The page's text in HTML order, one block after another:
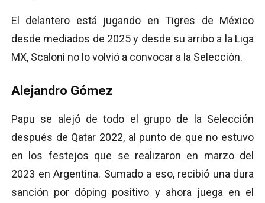
El delantero está jugando en Tigres de México
desde mediados de 2025 y desde su arribo a la Liga
MX, Scaloni no lo volvió a convocar a la Selección.
Alejandro Gómez
Papu se alejó de todo el grupo de la Selección
después de Qatar 2022, al punto de que no estuvo
en los festejos que se realizaron en marzo del
2023 en Argentina. Sumado a eso, recibió una dura
sanción por dóping positivo y ahora juega en el